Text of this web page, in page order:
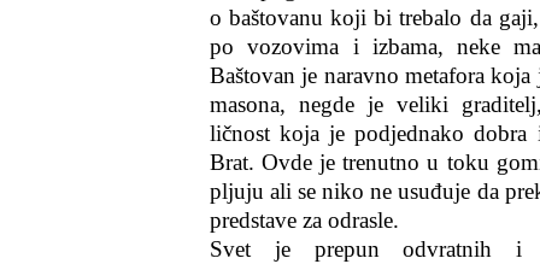
o baštovanu koji bi trebalo da
po vozovima i izbama, neke
Baštovan je naravno metafora koja
masona, negde je veliki
ličnost koja je podjednako
Brat. Ovde je trenutno u toku
pljuju ali se niko ne usuđuje da
predstave za odrasle.
Svet je prepun odvratnih i